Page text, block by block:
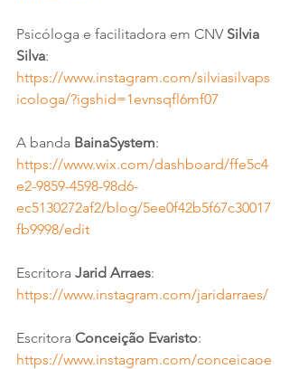
Psicóloga e facilitadora em CNV Silvia
Silva:
https://www.instagram.com/silviasilvaps
icologa/?igshid=1evnsqfl6mf07
A banda BainaSystem:
https://www.wix.com/dashboard/ffe5c4
e2-9859-4598-98d6-
ec5130272af2/blog/5ee0f42b5f67c30017
fb9998/edit
Escritora Jarid Arraes:
https://www.instagram.com/jaridarraes/
Escritora Conceição Evaristo:
https://www.instagram.com/conceicaoe